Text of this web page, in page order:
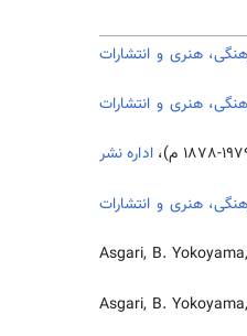
هنری و انتشارات
هنری و انتشارات
اداره نشر
هنری و انتشارات
Asgari, B.
Asgari, B.